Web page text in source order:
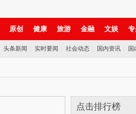
原创 健康 旅游 金融 文娱
头条新闻 实时要闻 社会动态 国内资讯 国
点击排行榜